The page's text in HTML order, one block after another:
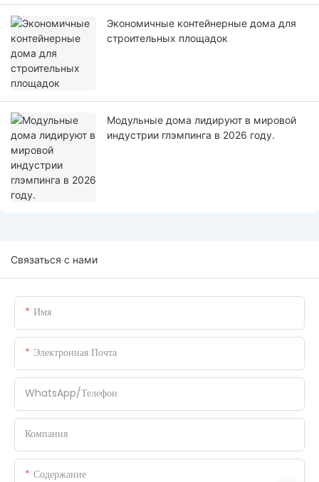
Экономичные контейнерные дома для
строительных площадок
Модульные дома лидируют в мировой
индустрии глэмпинга в 2026 году.
Связаться с нами
Имя
Электронная Почта
WhatsApp/Телефон
Компания
Содержание